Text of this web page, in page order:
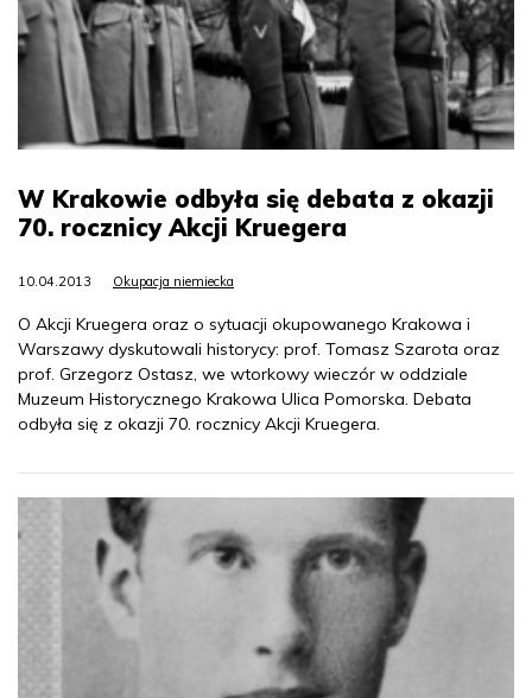
W Krakowie odbyła się debata z okazji
70. rocznicy Akcji Kruegera
10.04.2013 Okupacja niemiecka
O Akcji Kruegera oraz o sytuacji okupowanego Krakowa i
Warszawy dyskutowali historycy: prof. Tomasz Szarota oraz
prof. Grzegorz Ostasz, we wtorkowy wieczór w oddziale
Muzeum Historycznego Krakowa Ulica Pomorska. Debata
odbyła się z okazji 70. rocznicy Akcji Kruegera.